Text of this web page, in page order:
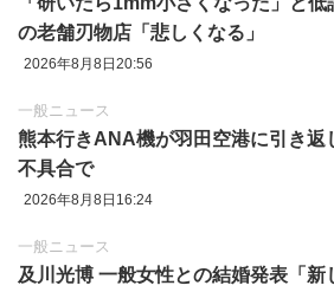
の老舗刃物店「悲しくなる」
2026年8月8日20:56
一般ニュース
熊本行きANA機が羽田空港に引き返
不具合で
2026年8月8日16:24
一般ニュース
及川光博 一般女性との結婚発表「新